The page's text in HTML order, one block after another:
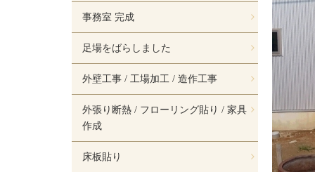
事務室 完成
足場をばらしました
外壁工事 / 工場加工 / 造作工事
外張り断熱 / フローリング貼り / 家具
作成
床板貼り